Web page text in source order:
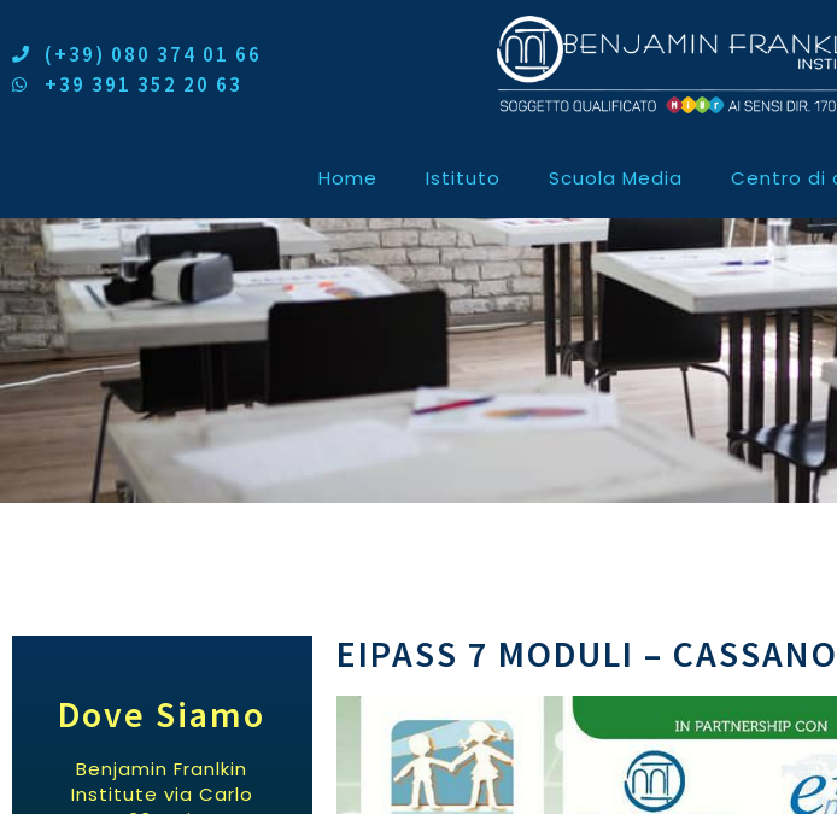
(+39) 080 374 01 66
+39 391 352 20 63
Home Istituto Scuola Media Centro di
Dove Siamo
Benjamin Franlkin
Institute via Carlo
EIPASS 7 MODULI –